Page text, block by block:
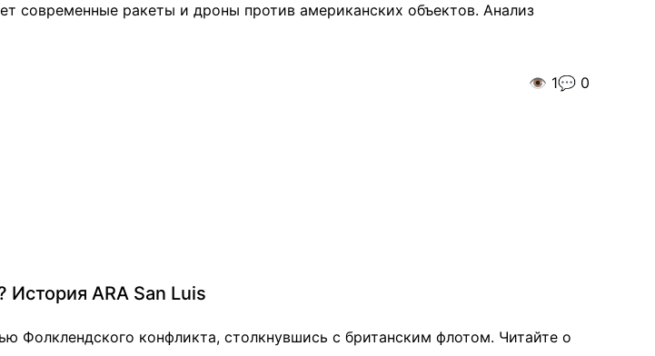
современные ракеты и дроны против американских объектов. Анализ
👁️ 1💬 0
История ARA San Luis
Фолклендского конфликта, столкнувшись с британским флотом. Читайте о